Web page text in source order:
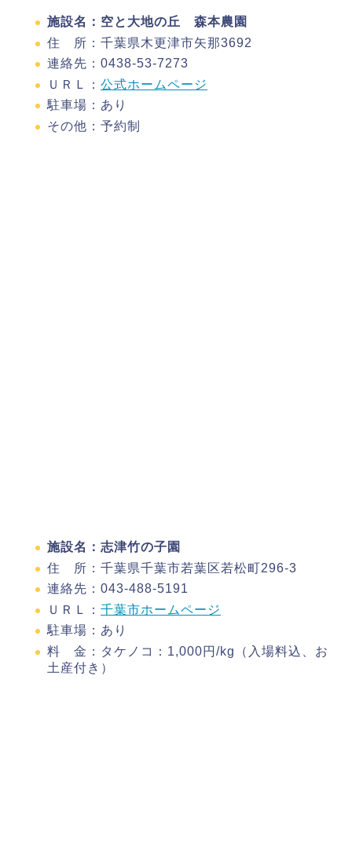
施設名：空と大地の丘 森本農園
住 所：千葉県木更津市矢那3692
連絡先：0438-53-7273
ＵＲＬ： 公式ホームページ
駐車場：あり
その他：予約制
施設名：志津竹の子園
住 所：千葉県千葉市若葉区若松町296-3
連絡先：043-488-5191
ＵＲＬ： 千葉市ホームページ
駐車場：あり
料 金：タケノコ：1,000円/kg（入場料込、お
土産付き）